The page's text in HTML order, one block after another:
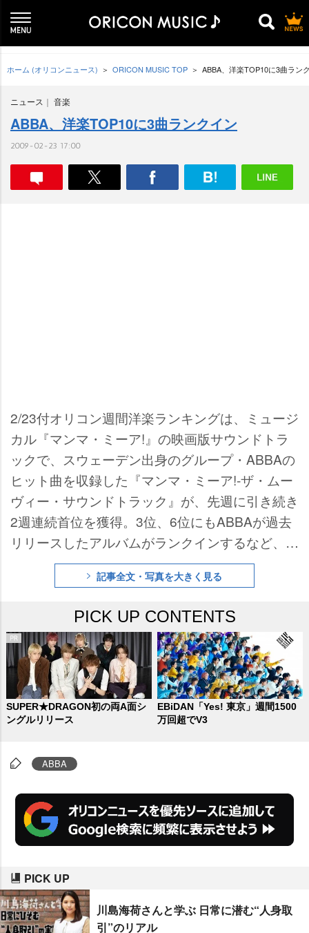
ホーム (オリコンニュース) ORICON MUSIC TOP ABBA、洋楽TOP10に3曲ラン
ニュース 音楽
ABBA、洋楽TOP10に3曲ランクイン
2009-02-23 17:00
2/23付オリコン週間洋楽ランキングは、ミュージ
カル『マンマ・ミーア!』の映画版サウンドトラ
ックで、スウェーデン出身のグループ・ABBAの
ヒット曲を収録した『マンマ・ミーア!-ザ・ムー
ヴィー・サウンドトラック』が、先週に引き続き
2週連続首位を獲得。3位、6位にもABBAが過去
リリースしたアルバムがランクインするなど、ブ
ーム再来の兆しを見せている。
記事全文・写真を大きく見る
PICK UP CONTENTS
SUPER★DRAGON初の両A面シ
ングルリリース
EBiDAN「Yes! 東京」週間1500
万回超でV3
ABBA
PICK UP
川島海荷さんと学ぶ 日常に潜む“人身取
引”のリアル